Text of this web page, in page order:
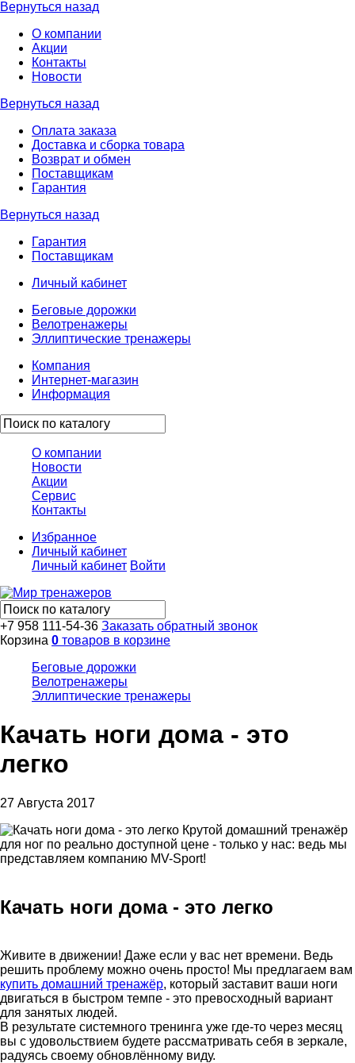
Вернуться назад
О компании
Акции
Контакты
Новости
Вернуться назад
Оплата заказа
Доставка и сборка товара
Возврат и обмен
Поставщикам
Гарантия
Вернуться назад
Гарантия
Поставщикам
Личный кабинет
Беговые дорожки
Велотренажеры
Эллиптические тренажеры
Компания
Интернет-магазин
Информация
О компании
Новости
Акции
Сервис
Контакты
Избранное
Личный кабинет
Личный кабинет Войти
+7 958 111-54-36 Заказать обратный звонок
Корзина 0 товаров в корзине
Беговые дорожки
Велотренажеры
Эллиптические тренажеры
Качать ноги дома - это
легко
27 Августа 2017
Крутой домашний тренажёр
для ног по реально доступной цене - только у нас: ведь мы
представляем компанию MV-Sport!
Качать ноги дома - это легко
Живите в движении! Даже если у вас нет времени. Ведь
решить проблему можно очень просто! Мы предлагаем вам
купить домашний тренажёр, который заставит ваши ноги
двигаться в быстром темпе - это превосходный вариант
для занятых людей.
В результате системного тренинга уже где-то через месяц
вы с удовольствием будете рассматривать себя в зеркале,
радуясь своему обновлённому виду.